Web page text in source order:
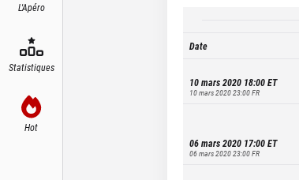
L'Apéro
Statistiques
Hot
Date
10 mars 2020 18:00ET
10 mars 2020 23:00FR
06 mars 2020 17:00ET
06 mars 2020 23:00FR